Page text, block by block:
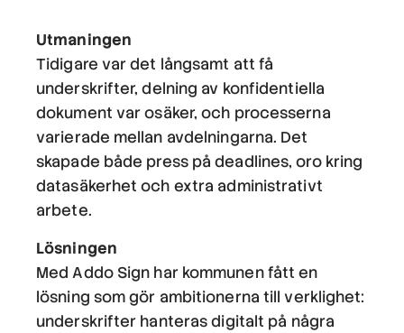
Utmaningen
Tidigare var det långsamt att få
underskrifter, delning av konfidentiella
dokument var osäker, och processerna
varierade mellan avdelningarna. Det
skapade både press på deadlines, oro kring
datasäkerhet och extra administrativt
arbete.
Lösningen
Med Addo Sign har kommunen fått en
lösning som gör ambitionerna till verklighet:
underskrifter hanteras digitalt på några